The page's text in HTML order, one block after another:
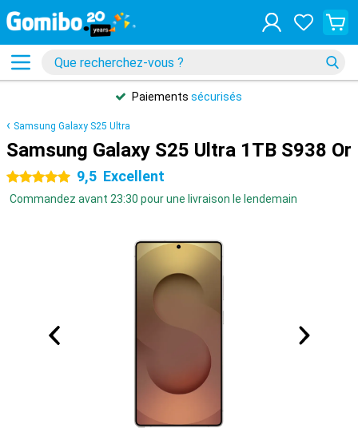
Paiements sécurisés
Samsung Galaxy S25 Ultra
Samsung Galaxy S25 Ultra 1TB S938 Or
5 étoiles 9,5 Excellent
Commandez avant 23:30 pour une livraison le lendemain